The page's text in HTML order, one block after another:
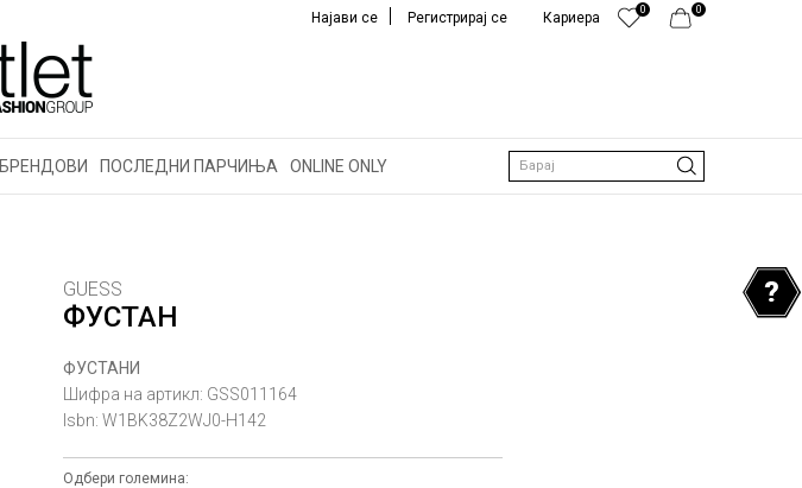
0
0
Кариера
Најави се Регистрирај се
БРЕНДОВИ ПОСЛЕДНИ ПАРЧИЊА ONLINE ONLY Барај
GUESS
ФУСТАН
ФУСТАНИ
Шифра на артикл: GSS011164
Isbn: W1BK38Z2WJ0-H142
Одбери големина: